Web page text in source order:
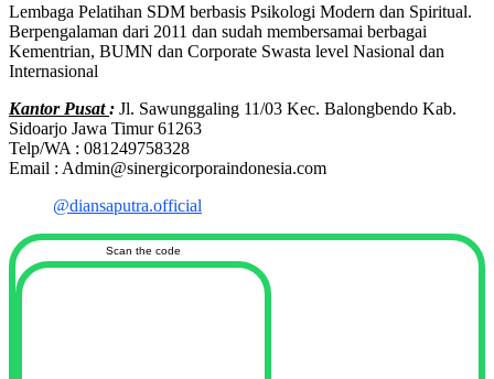
Lembaga Pelatihan SDM berbasis Psikologi Modern dan Spiritual.
Berpengalaman dari 2011 dan sudah membersamai berbagai
Kementrian, BUMN dan Corporate Swasta level Nasional dan
Internasional
Kantor Pusat: Jl. Sawunggaling 11/03 Kec. Balongbendo Kab.
Sidoarjo Jawa Timur 61263
Telp/WA : 081249758328
Email : Admin@sinergicorporaindonesia.com
@diansaputra.official
Scan the code